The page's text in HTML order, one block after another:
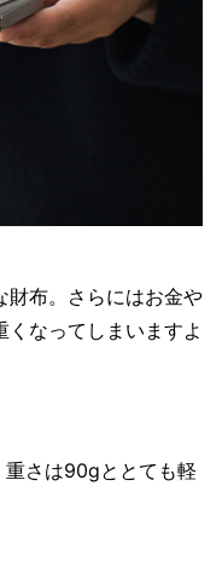
財布。さらにはお金や
なってしまいますよ
重さは90gととても軽